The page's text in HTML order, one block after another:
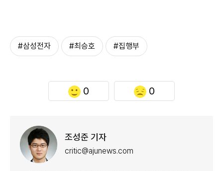
#삼성전자 #최승호 #집행부
0 0
조성준 기자
critic@ajunews.com